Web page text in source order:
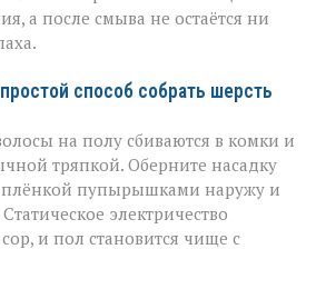
а после смыва не остаётся ни
способ собрать шерсть
на полу сбиваются в комки и
тряпкой. Оберните насадку
пупырышками наружу и
электричество
и пол становится чище с